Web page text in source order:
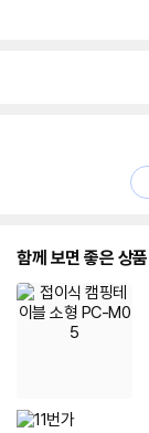
함께 보면 좋은 상품